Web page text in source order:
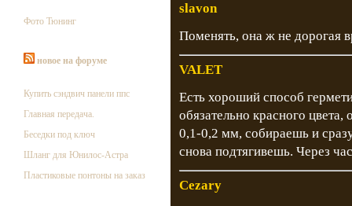
Фото Тюнинг
новое на форуме
Купить сэндвич панели ппс
Главная передача.
Беседки под ключ
Шланг для Юнилос-Астра
Пластиковые понтоны на заказ
slavon
Поменять, она ж не дорогая
VALET
Есть хороший способ
обязательно красного
0,1-0,2 мм, собираешь и
снова подтягивешь. Через
Cezary